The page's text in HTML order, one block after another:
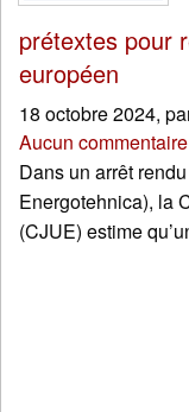
prétextes pour
européen
18 octobre 2024,
Aucun commentaire
Dans un arrêt
Energotehnica), la
(CJUE) estime